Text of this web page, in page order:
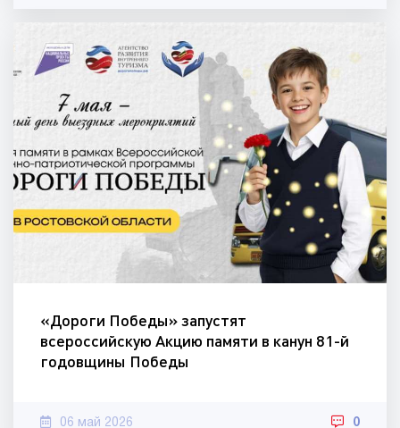
«Дороги Победы» запустят
всероссийскую Акцию памяти в канун 81-й
годовщины Победы
06 май 2026 0